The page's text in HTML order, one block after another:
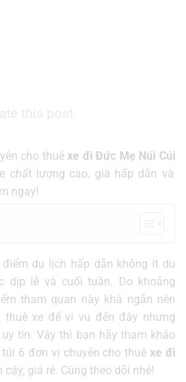
cho thuêxe đi Đức Mẹ Núi Cúi
chất lượng cao, giá hấp dẫn và
ngay!
du lịch hấp dẫn không ít du
dịp lễ và cuối tuần. Do khoảng
tham quan này khá ngắn nên
thuê xe để vi vu đến đây nhưng
tín. Vậy thì bạn hãy tham khảo
6 đơn vị chuyên cho thuêxe đi
cậy, giá rẻ. Cùng theo dõi nhé!